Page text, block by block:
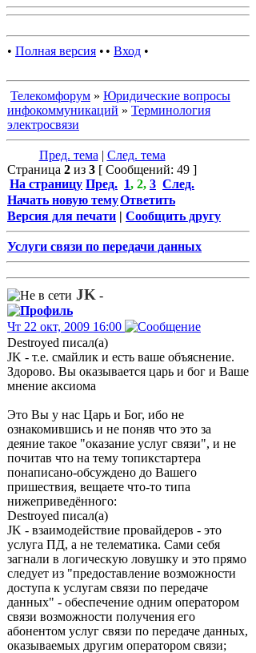
• Полная версия • • Вход •
Телекомфорум » Юридические вопросы
инфокоммуникаций » Терминология
электросвязи
Пред. тема | След. тема
Страница 2 из 3 [ Сообщений: 49 ]
На страницу Пред. 1, 2, 3 След.
Начать новую темуОтветить
Версия для печати | Сообщить другу
Услуги связи по передачи данных
JK -
Чт 22 окт, 2009 16:00
Destroyed писал(а)
JK - т.е. смайлик и есть ваше объяснение.
Здорово. Вы оказывается царь и бог и Ваше
мнение аксиома
Это Вы у нас Царь и Бог, ибо не
ознакомившись и не поняв что это за
деяние такое "оказание услуг связи", и не
почитав что на тему топикстартера
понаписано-обсуждено до Вашего
пришествия, вещаете что-то типа
нижеприведённого:
Destroyed писал(а)
JK - взаимодействие провайдеров - это
услуга ПД, а не телематика. Сами себя
загнали в логическую ловушку и это прямо
следует из "предоставление возможности
доступа к услугам связи по передаче
данных" - обеспечение одним оператором
связи возможности получения его
абонентом услуг связи по передаче данных,
оказываемых другим оператором связи;